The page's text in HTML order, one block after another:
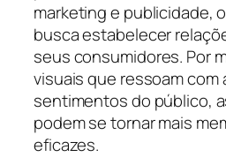
marketing e publicidade,
busca estabelecer
seus consumidores. Por
visuais que ressoam com
sentimentos do público,
podem se tornar mais
eficazes.